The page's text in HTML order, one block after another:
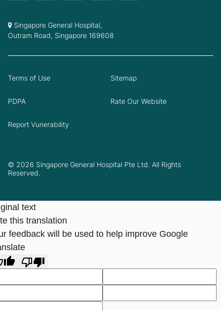
Singapore General Hospital,
Outram Road, Singapore 169608
© 2026 Singapore General Hospital Pte Ltd. All Rights
Reserved.
Terms of Use Sitemap
PDPA Rate Our Website
Report Vunerability
text
this translation
feedback will be used to help improve Google